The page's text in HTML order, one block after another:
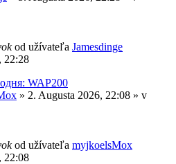
od užívateľa Jamesdinge
22:28
WAP200
» 2. Augusta 2026, 22:08 » v
od užívateľa myjkoelsMox
22:08